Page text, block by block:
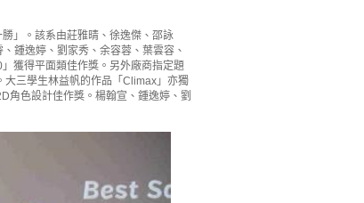
」。該系由莊雅晴、徐逸傑、邵詠
鍾逸婷、劉家秀、余容蓉、葉雲容、
獲得平面類佳作獎。另外廠商指定題
三學生林益帆的作品「Climax」亦獨
角色設計佳作獎。楊翰宣、鍾逸婷、劉